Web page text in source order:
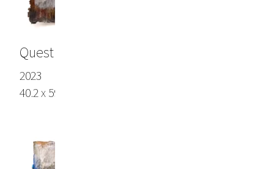
Questi sono i miei fiumi
2023
40.2 x 59.0 in (102 x 150 cm), Lokta paper